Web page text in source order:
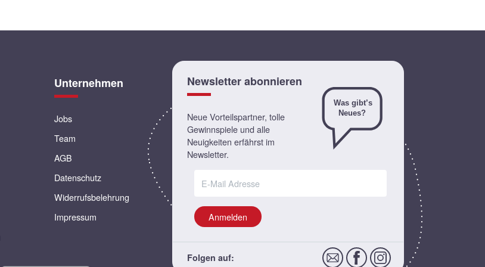
Unternehmen
Jobs
Team
AGB
Datenschutz
Widerrufsbelehrung
Impressum
Newsletter abonnieren
Neue Vorteilspartner, tolle
Gewinnspiele und alle
Neuigkeiten erfährst im
Newsletter.
Anmelden
Folgen auf: